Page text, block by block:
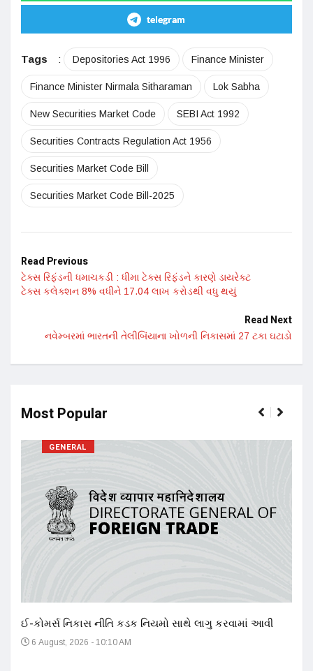
telegram
Tags : Depositories Act 1996 Finance Minister
Finance Minister Nirmala Sitharaman Lok Sabha
New Securities Market Code SEBI Act 1992
Securities Contracts Regulation Act 1956
Securities Market Code Bill
Securities Market Code Bill-2025
Read Previous
ટેક્સ રિફંડની ધમાચકડી : ધીમા ટેક્સ રિફંડને કારણે ડાયરેક્ટ
ટેક્સ કલેક્શન 8% વધીને 17.04 લાખ કરોડથી વધુ થયું
Read Next
નવેમ્બરમાં ભારતની તેલીબિંયાના ખોળની નિકાસમાં 27 ટકા ઘટાડો
Most Popular
GENERAL
ઈ-કોમર્સ નિકાસ નીતિ કડક નિયમો સાથે લાગુ કરવામાં આવી
6 August, 2026 - 10:10 AM